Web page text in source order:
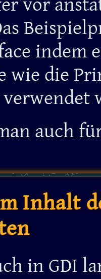
vor
indem
wie die
auch
Inhalt
in GDI